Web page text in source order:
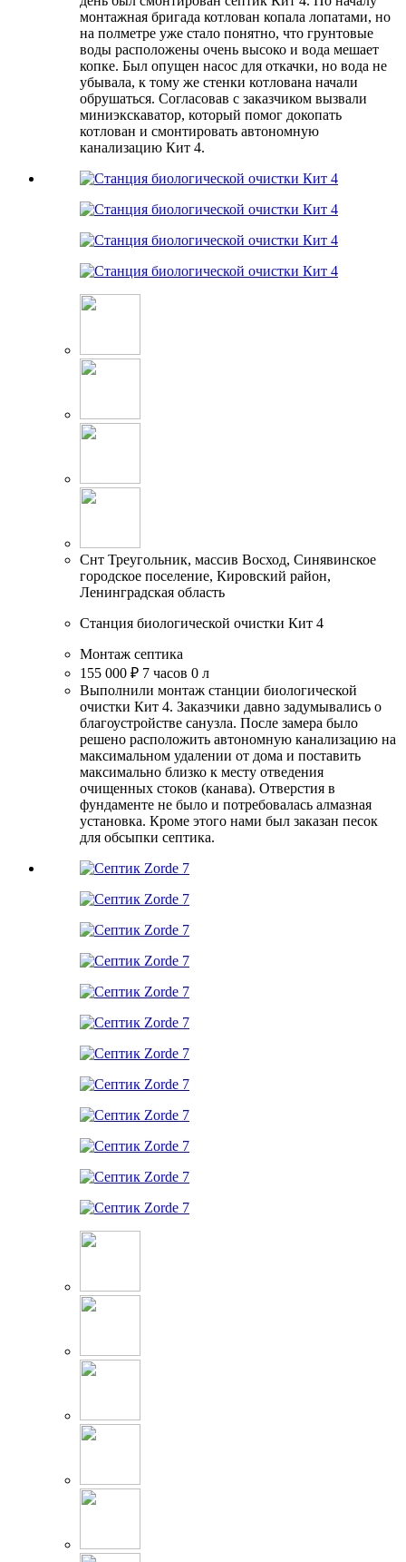
монтажная бригада котлован копала лопатами, но
на полметре уже стало понятно, что грунтовые
воды расположены очень высоко и вода мешает
копке. Был опущен насос для откачки, но вода не
убывала, к тому же стенки котлована начали
обрушаться. Согласовав с заказчиком вызвали
миниэкскаватор, который помог докопать
котлован и смонтировать автономную
канализацию Кит 4.
Снт Треугольник, массив Восход, Синявинское
городское поселение, Кировский район,
Ленинградская область
Станция биологической очистки Кит 4
Монтаж септика
155 000 ₽ 7 часов 0 л
Выполнили монтаж станции биологической
очистки Кит 4. Заказчики давно задумывались о
благоустройстве санузла. После замера было
решено расположить автономную канализацию на
максимальном удалении от дома и поставить
максимально близко к месту отведения
очищенных стоков (канава). Отверстия в
фундаменте не было и потребовалась алмазная
установка. Кроме этого нами был заказан песок
для обсыпки септика.